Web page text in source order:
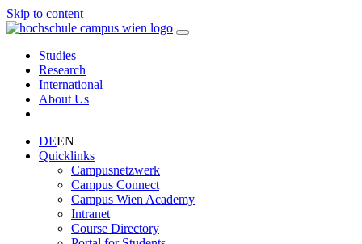
Skip to content
Studies
Research
International
About Us
DEEN
Quicklinks
Campusnetzwerk
Campus Connect
Campus Wien Academy
Intranet
Course Directory